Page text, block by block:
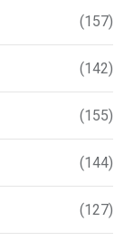
(157)
(142)
(155)
(144)
(127)